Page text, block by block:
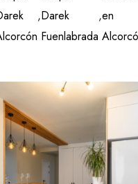
,Darek
Fuenlabrada
,en